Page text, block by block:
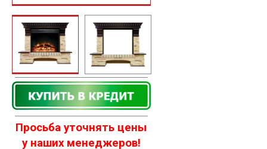
Просьба уточнять цены
у наших менеджеров!